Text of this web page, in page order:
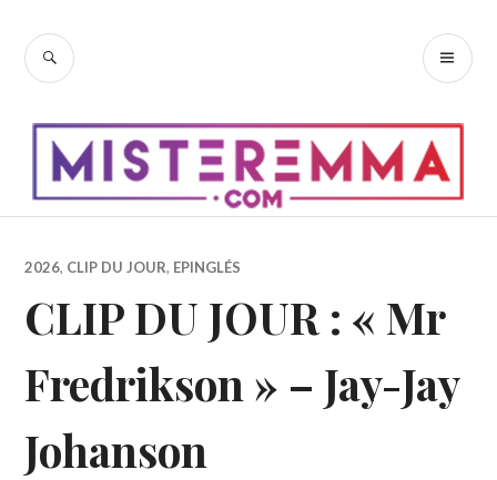
contenu
RECHERCHE
2026, CLIP DU JOUR, EPINGLÉS
CLIP DU JOUR : « Mr
Fredrikson » – Jay-Jay
Johanson